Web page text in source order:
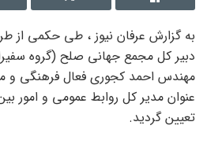
به گزارش عرفان نیوز ، طی حکمی از
دبیر کل مجمع جهانی صلح (گروه
مهندس احمد کجوری فعال فرهنگی و
عنوان مدیر کل روابط عمومی و امور
تعیین گردید.